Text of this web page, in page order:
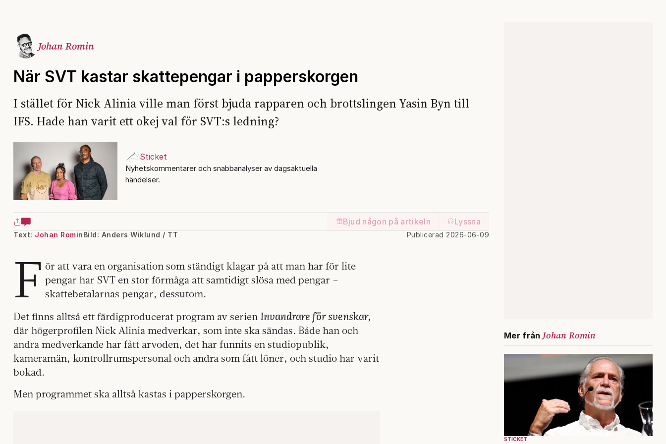
Johan Romin
När SVT kastar skattepengar i papperskorgen
I stället för Nick Alinia ville man först bjuda rapparen och brottslingen Yasin Byn till
IFS. Hade han varit ett okej val för SVT:s ledning?
Sticket
Nyhetskommentarer och snabbanalyser av dagsaktuella
händelser.
Bjud någon på artikeln Lyssna
Text: Johan Romin Publicerad 2026-06-09
Bild: Anders Wiklund / TT
F ör att vara en organisation som ständigt klagar på att man har för lite
pengar har SVT en stor förmåga att samtidigt slösa med pengar –
skattebetalarnas pengar, dessutom.
Det finns alltså ett färdigproducerat program av serien Invandrare för svenskar,
där högerprofilen Nick Alinia medverkar, som inte ska sändas. Både han och
andra medverkande har fått arvoden, det har funnits en studiopublik,
kameramän, kontrollrumspersonal och andra som fått löner, och studio har varit
bokad.
Men programmet ska alltså kastas i papperskorgen.
Mer från Johan Romin
STICKET